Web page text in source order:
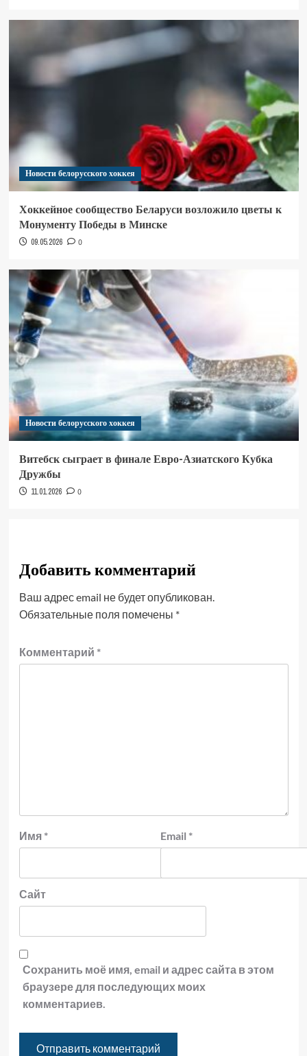
Новости белорусского хоккея
Хоккейное сообщество Беларуси возложило цветы к
Монументу Победы в Минске
09.05.2026 0
Новости белорусского хоккея
Витебск сыграет в финале Евро-Азиатского Кубка
Дружбы
11.01.2026 0
Добавить комментарий
Ваш адрес email не будет опубликован.
Обязательные поля помечены *
Комментарий *
Имя * Email *
Сайт
Сохранить моё имя, email и адрес сайта в этом
браузере для последующих моих
комментариев.